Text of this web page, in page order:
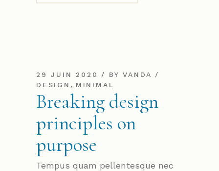
29 JUIN 2020 BY VANDA
DESIGN , MINIMAL
Breaking design
principles on
purpose
Tempus quam pellentesque nec